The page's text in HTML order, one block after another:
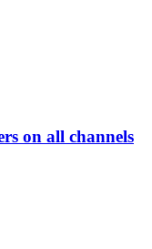
on all channels